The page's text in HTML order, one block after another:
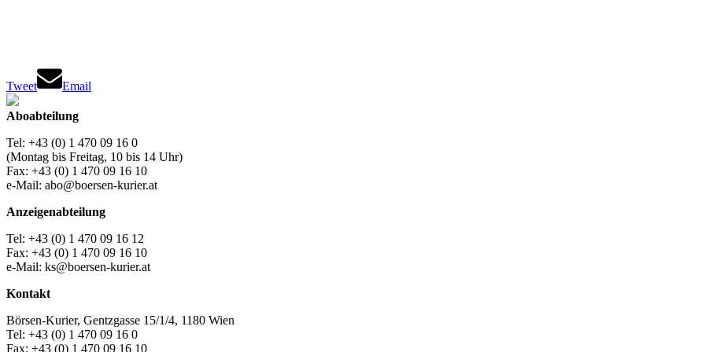
Tweet Email
Aboabteilung
Tel: +43 (0) 1 470 09 16 0
(Montag bis Freitag, 10 bis 14 Uhr)
Fax: +43 (0) 1 470 09 16 10
e-Mail: abo@boersen-kurier.at
Anzeigenabteilung
Tel: +43 (0) 1 470 09 16 12
Fax: +43 (0) 1 470 09 16 10
e-Mail: ks@boersen-kurier.at
Kontakt
Börsen-Kurier, Gentzgasse 15/1/4, 1180 Wien
Tel: +43 (0) 1 470 09 16 0
Fax: +43 (0) 1 470 09 16 10